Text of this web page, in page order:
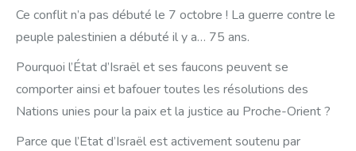
Ce conflit n’a pas débuté le 7 octobre ! La guerre contre le
peuple palestinien a débuté il y a… 75 ans.
Pourquoi l’État d’Israël et ses faucons peuvent se
comporter ainsi et bafouer toutes les résolutions des
Nations unies pour la paix et la justice au Proche-Orient ?
Parce que l’Etat d’Israël est activement soutenu par